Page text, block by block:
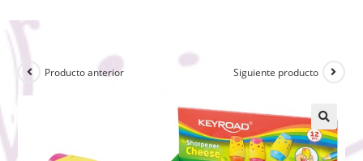
Producto anterior Siguiente producto
🔍